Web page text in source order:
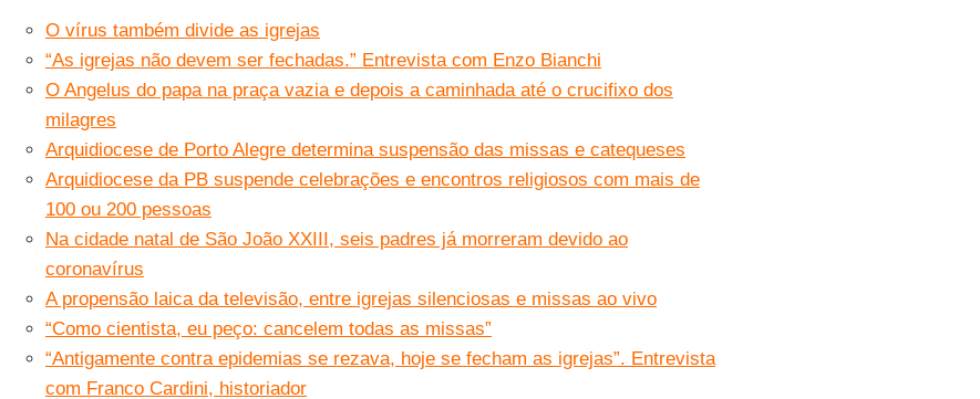
O vírus também divide as igrejas
“As igrejas não devem ser fechadas.” Entrevista com Enzo Bianchi
O Angelus do papa na praça vazia e depois a caminhada até o crucifixo dos
milagres
Arquidiocese de Porto Alegre determina suspensão das missas e catequeses
Arquidiocese da PB suspende celebrações e encontros religiosos com mais de
100 ou 200 pessoas
Na cidade natal de São João XXIII, seis padres já morreram devido ao
coronavírus
A propensão laica da televisão, entre igrejas silenciosas e missas ao vivo
“Como cientista, eu peço: cancelem todas as missas”
“Antigamente contra epidemias se rezava, hoje se fecham as igrejas”. Entrevista
com Franco Cardini, historiador